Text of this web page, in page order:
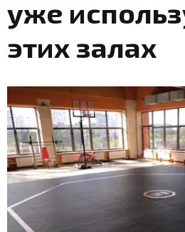
уже
этих залах